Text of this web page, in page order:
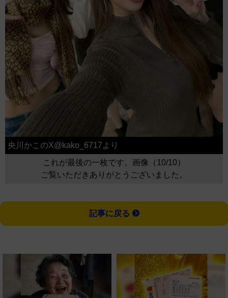
央川かこのX@kako_6717より
これが最後の一枚です。画像（10/10）
ご覧いただきありがとうございました。
記事に戻る